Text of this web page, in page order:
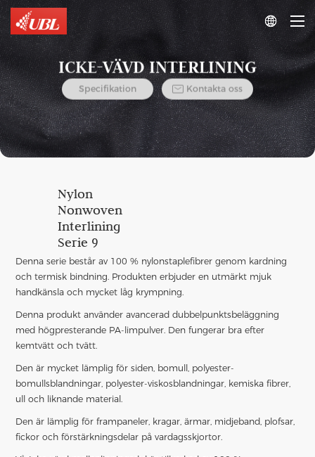

ICKE-VÄVD INTERLINING
Specifikation  Kontakta oss
Nylon
Nonwoven
Interlining
Serie 9
Denna serie består av 100 % nylonstaplefibrer genom kardning
och termisk bindning. Produkten erbjuder en utmärkt mjuk
handkänsla och mycket låg krympning.
Denna produkt använder avancerad dubbelpunktsbeläggning
med högpresterande PA-limpulver. Den fungerar bra efter
kemtvätt och tvätt.
Den är mycket lämplig för siden, bomull, polyester-
bomullsblandningar, polyester-viskosblandningar, kemiska fibrer,
ull och liknande material.
Den är lämplig för frampaneler, kragar, ärmar, midjeband, plofsar,
fickor och förstärkningsdelar på vardagsskjortor.